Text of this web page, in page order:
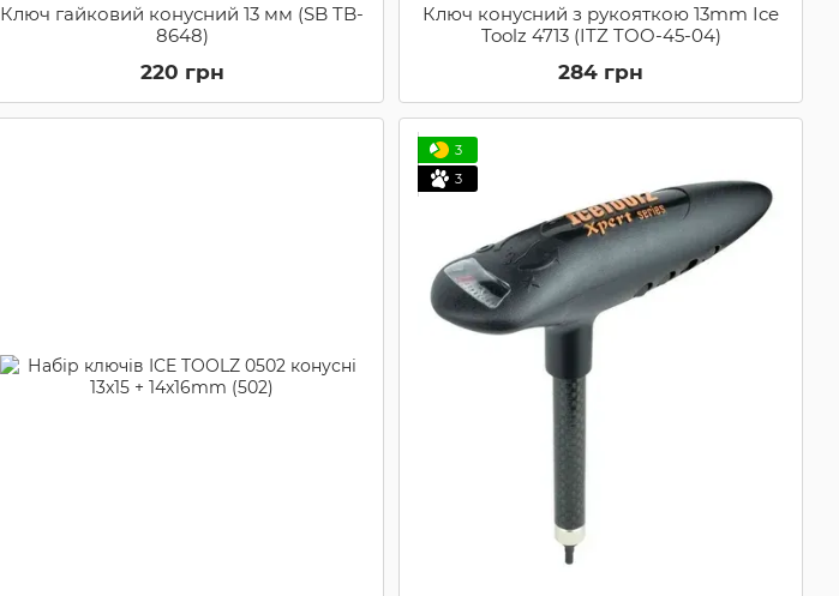
Ключ гайковий конусний 13 мм (SB TB-
8648)
220 грн
Ключ конусний з рукояткою 13mm Ice
Toolz 4713 (ITZ TOO-45-04)
284 грн
3
3